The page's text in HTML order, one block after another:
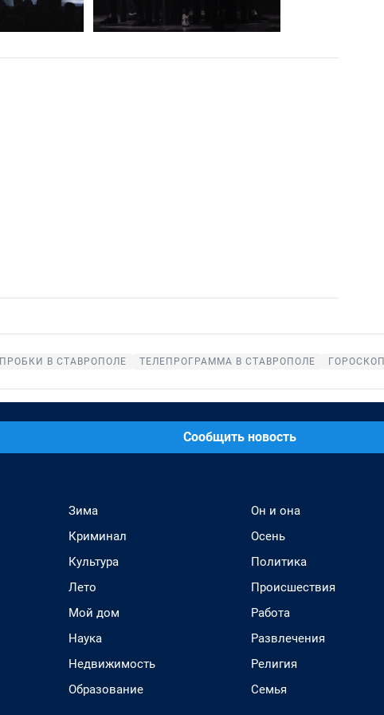
ПРОБКИ В СТАВРОПОЛЕ ТЕЛЕПРОГРАММА В СТАВРОПОЛЕ ГОРОСКОП
Сообщить новость
Зима
Криминал
Культура
Лето
Мой дом
Наука
Недвижимость
Образование
Он и она
Осень
Политика
Происшествия
Работа
Развлечения
Религия
Семья